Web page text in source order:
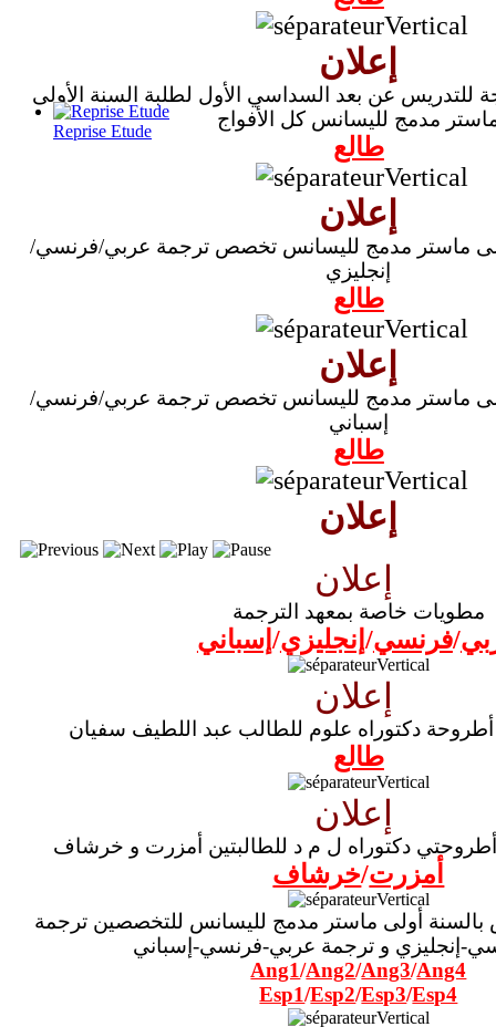
Reprise Etude
إعلان
للتدريس عن بعد السداسي الأول لطلبة السنة الأولى
مدمج لليسانس كل الأفواج
طالع
إعلان
ماستر مدمج لليسانس تخصص ترجمة عربي/فرنسي/
إنجليزي
طالع
إعلان
ماستر مدمج لليسانس تخصص ترجمة عربي/فرنسي/
إسباني
طالع
إعلان
مطويات خاصة بمعهد الترجمة
/فرنسي/ إنجليزي/ إسباني
دكتوراه علوم للطالب عبد اللطيف سفيان
طالع
دكتوراه ل م د للطالبتين أمزرت و خرشاف
أمزرت/خرشاف
بالسنة أولى ماستر مدمج لليسانس للتخصصين ترجمة
إنجليزي و ترجمة عربي-فرنسي-إسباني
Ang1/Ang2/Ang3/Ang4
Esp1/Esp2/Esp3/Esp4